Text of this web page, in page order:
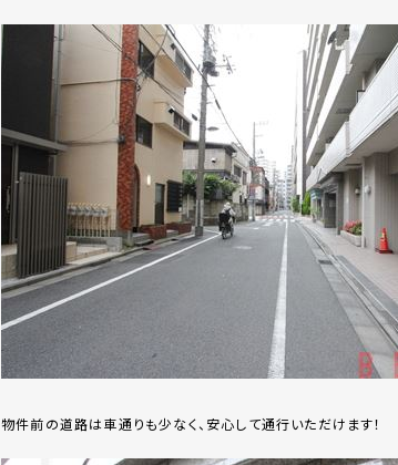
物件前の道路は車通りも少なく、安心して通行いただけます！